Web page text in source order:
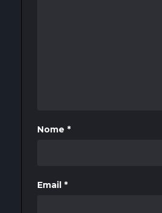
Nome *
Email *